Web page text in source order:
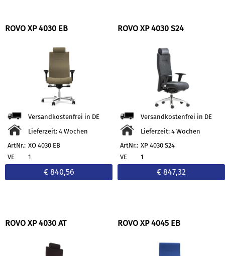
ROVO XP 4030 EB
Versandkostenfrei in DE
Lieferzeit: 4 Wochen
ArtNr.: XO 4030 EB
VE
1
€ 840,56
ROVO XP 4030 S24
Versandkostenfrei in DE
Lieferzeit: 4 Wochen
ArtNr.: XP 4030 S24
VE
1
€ 847,32
ROVO XP 4030 AT ROVO XP 4045 EB